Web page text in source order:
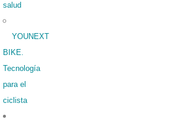
salud
YOUNEXT
BIKE.
Tecnología
para el
ciclista